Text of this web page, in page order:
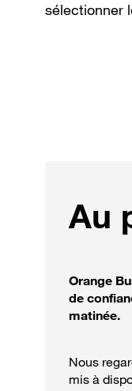
sélectionner
Au
Orange
de
matinée.
Nous
mis à